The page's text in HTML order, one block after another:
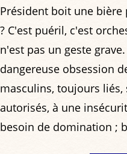
Président boit une
? C'est puéril, c'est
n'est pas un geste
dangereuse obsession
masculins, toujours liés,
autorisés, à une
besoin de domination ;